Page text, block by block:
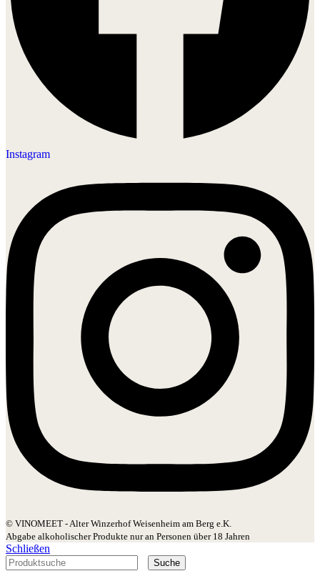
Instagram
© VINOMEET - Alter Winzerhof Weisenheim am Berg e.K.
Abgabe alkoholischer Produkte nur an Personen über 18 Jahren
Schließen
Suche